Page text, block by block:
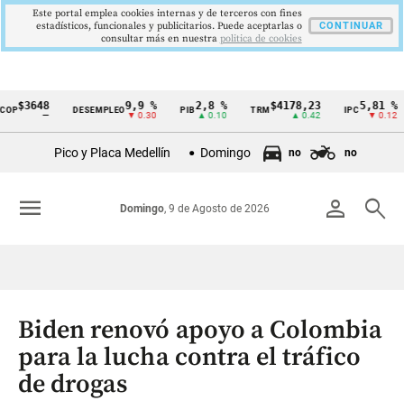
Cintillo
Colombia
—
DESEMPLEO9,9 %
▼ 0.30
PIB 2,8 %
▲ 0.10
TRM $4178,23
▲ 0.42
IPC 5,81 %
▼ 0.12
Pico y Placa Medellín Domingo no no
person search
Domingo, 9 de Agosto de 2026
menu
Biden renovó apoyo a Colombia
para la lucha contra el tráfico
de drogas
Este portal emplea cookies internas y de terceros con fines
estadísticos, funcionales y publicitarios. Puede aceptarlas o
consultar más en nuestra politica de cookies
CONTINUAR